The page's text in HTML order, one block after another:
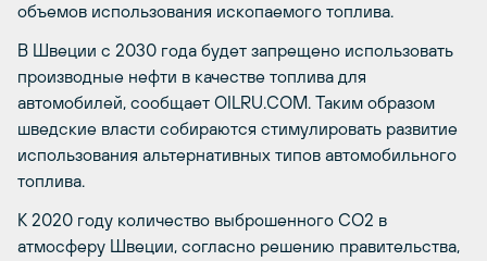
объемов использования ископаемого топлива.
В Швеции с 2030 года будет запрещено использовать
производные нефти в качестве топлива для
автомобилей, сообщает OILRU.COM. Таким образом
шведские власти собираются стимулировать развитие
использования альтернативных типов автомобильного
топлива.
К 2020 году количество выброшенного СО2 в
атмосферу Швеции, согласно решению правительства,